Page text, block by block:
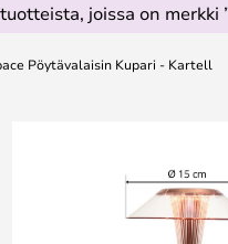
tuotteista, joissa on merkki
Pöytävalaisin Kupari - Kartell